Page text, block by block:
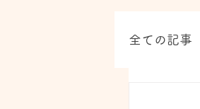
全ての記事